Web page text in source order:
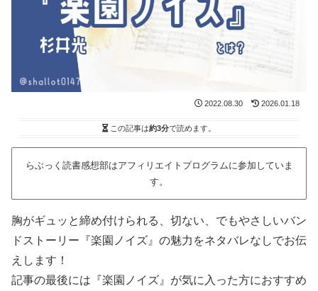
2022.08.30 2026.01.18
この記事は約3分で読めます。
らぶっく読書感想部はアフィリエイトプログラムに参加していま
す。
胸がギュッと締め付けられる、切ない、でもやさしいバン
ドストーリー『楽園ノイズ』の魅力をネタバレなしでお伝
えします！
記事の最後には『楽園ノイズ』が気に入った方におすすめ